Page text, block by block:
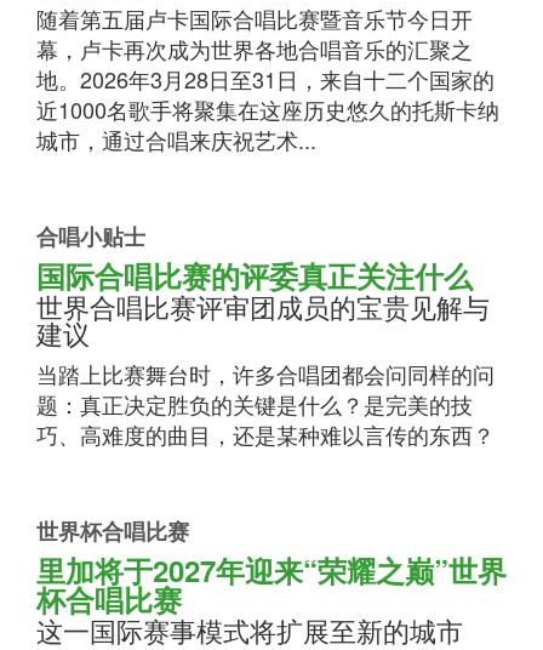
随着第五届卢卡国际合唱比赛暨音乐节今日开
幕，卢卡再次成为世界各地合唱音乐的汇聚之
地。2026年3月28日至31日，来自十二个国家的
近1000名歌手将聚集在这座历史悠久的托斯卡纳
城市，通过合唱来庆祝艺术...
合唱小贴士
国际合唱比赛的评委真正关注什么
世界合唱比赛评审团成员的宝贵见解与
建议
当踏上比赛舞台时，许多合唱团都会问同样的问
题：真正决定胜负的关键是什么？是完美的技
巧、高难度的曲目，还是某种难以言传的东西？
世界杯合唱比赛
里加将于2027年迎来“荣耀之巅”世界
杯合唱比赛
这一国际赛事模式将扩展至新的城市